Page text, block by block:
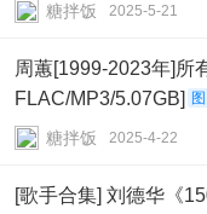
糖拌饭 2025-5-21
周蕙[1999-2023年]所
FLAC/MP3/5.07GB]
图
糖拌饭 2025-4-22
[歌手合集] 刘德华《